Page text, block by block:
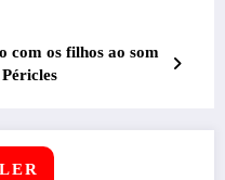
com os filhos ao som